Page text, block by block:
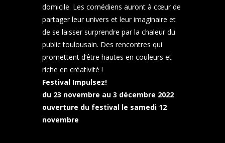
domicile. Les comédiens auront à cœur de
partager leur univers et leur imaginaire et
de se laisser surprendre par la chaleur du
public toulousain. Des rencontres qui
promettent d’être hautes en couleurs et
riche en créativité !
Festival Impulsez!
du 23 novembre au 3 décembre 2022
ouverture du festival le samedi 12
novembre